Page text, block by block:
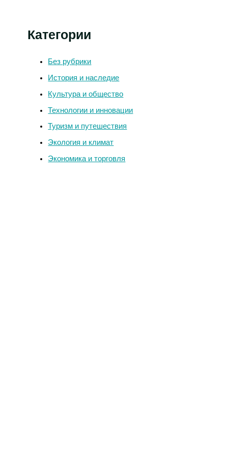
Категории
Без рубрики
История и наследие
Культура и общество
Технологии и инновации
Туризм и путешествия
Экология и климат
Экономика и торговля